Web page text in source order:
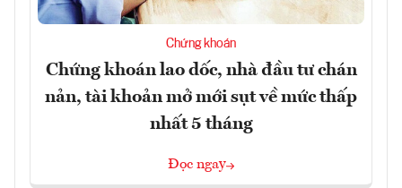
Chứng khoán
Chứng khoán lao dốc, nhà đầu tư chán
nản, tài khoản mở mới sụt về mức thấp
nhất 5 tháng
Đọc ngay